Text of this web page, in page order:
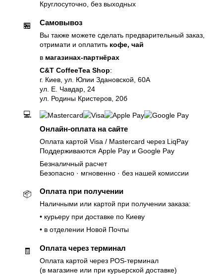
Круглосуточно, без выходных
🏪 Самовывоз
Вы также можете сделать предварительный заказ,
отримати и оплатить кофе, чай
в магазинах-партнёрах
C&T CoffeeTea Shop:
г. Киев, ул. Юлии Здановской, 60А
ул. Е. Чавдар, 24
ул. Родины Кристеров, 20б
💻
Онлайн-оплата на сайте
Оплата картой Visa / Mastercard через LiqPay
Поддерживаются Apple Pay и Google Pay
Безналичный расчет
Безопасно · мгновенно · без нашей комиссии
📦 Оплата при получении
Наличными или картой при получении заказа:
• курьеру при доставке по Киеву
• в отделении Новой Почты
🧾 Оплата через терминал
Оплата картой через POS-терминал
(в магазине или при курьерской доставке)